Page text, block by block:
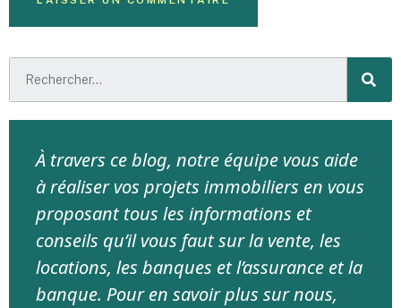
À travers ce blog, notre équipe vous aide
à réaliser vos projets immobiliers en vous
proposant tous les informations et
conseils qu’il vous faut sur la vente, les
locations, les banques et l’assurance et la
banque. Pour en savoir plus sur nous,